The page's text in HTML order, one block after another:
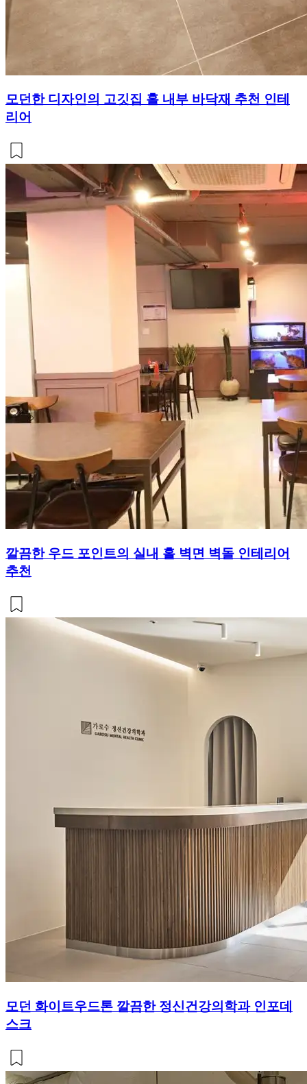
모던한 디자인의 고깃집 홀 내부 바닥재 추천 인테
리어
깔끔한 우드 포인트의 실내 홀 벽면 벽돌 인테리어
추천
모던 화이트우드톤 깔끔한 정신건강의학과 인포데
스크